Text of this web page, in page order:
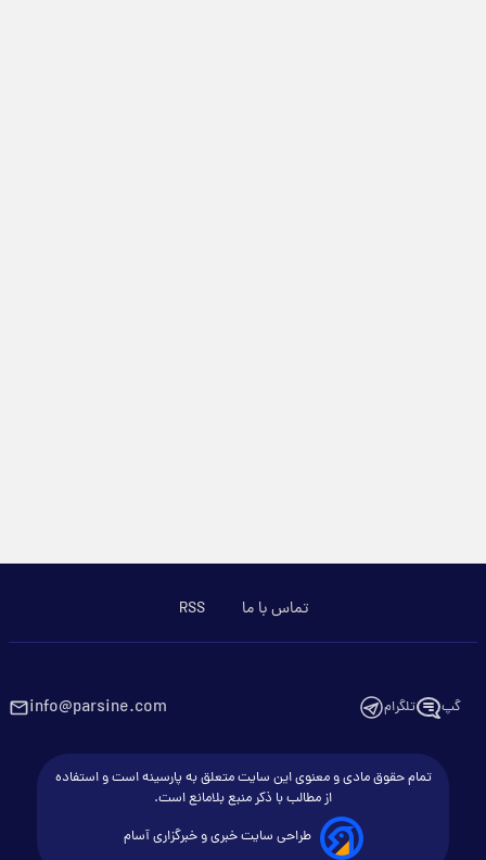
تماس با ما RSS
گپ تلگرام info@parsine.com
تمام حقوق مادی و معنوی این سایت متعلق به پارسینه است و استفاده
از مطالب با ذکر منبع بلامانع است.
طراحی سایت خبری و خبرگزاری آسام